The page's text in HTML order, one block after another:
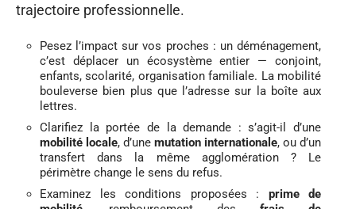
trajectoire professionnelle.
Pesez l’impact sur vos proches : un déménagement,
c’est déplacer un écosystème entier — conjoint,
enfants, scolarité, organisation familiale. La mobilité
bouleverse bien plus que l’adresse sur la boîte aux
lettres.
Clarifiez la portée de la demande : s’agit-il d’une
mobilité locale, d’une mutation internationale, ou d’un
transfert dans la même agglomération ? Le
périmètre change le sens du refus.
Examinez les conditions proposées : prime de